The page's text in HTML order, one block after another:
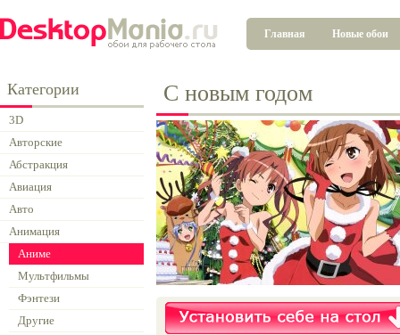
Главная Новые обои
Категории
3D
Авторские
Абстракция
Авиация
Авто
Анимация
Аниме
Мультфильмы
Фэнтези
Другие
С новым годом